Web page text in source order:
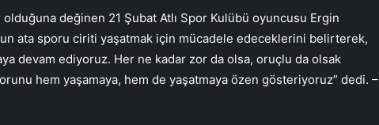
değinen 21 Şubat Atlı Spor Kulübü oyuncusu Ergin
ata sporu ciriti yaşatmak için mücadele edeceklerini belirterek,
devam ediyoruz. Her ne kadar zor da olsa, oruçlu da olsak
hem yaşamaya, hem de yaşatmaya özen gösteriyoruz” dedi. –